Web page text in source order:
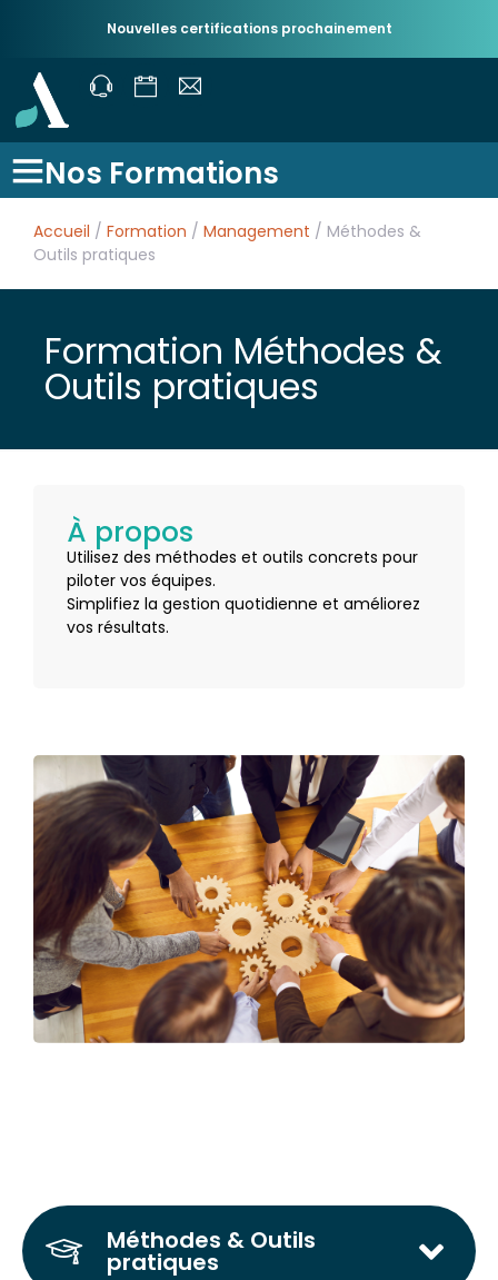
Nouvelles certifications prochainement
Nos Formations
Accueil / Formation / Management / Méthodes &
Outils pratiques
Formation Méthodes &
Outils pratiques
À propos
Utilisez des méthodes et outils concrets pour
piloter vos équipes.
Simplifiez la gestion quotidienne et améliorez
vos résultats.
Méthodes & Outils
pratiques